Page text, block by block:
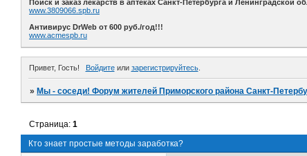
Поиск и заказ лекарств в аптеках Санкт-Петербурга и Ленинградской
www.3809066.spb.ru
Антивирус DrWeb от 600 руб./год!!!
www.acmespb.ru
Привет, Гость! Войдитеили зарегистрируйтесь.
»Мы - соседи! Форум жителей Приморского района Санкт-
Кто знает простые методы заработка?
Страница:1